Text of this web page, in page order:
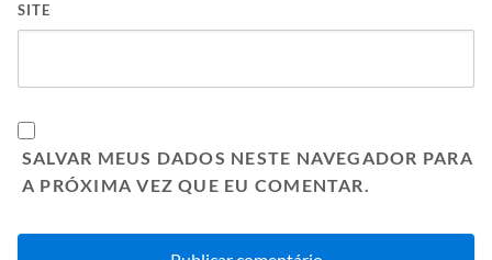
SITE
SALVAR MEUS DADOS NESTE NAVEGADOR PARA
A PRÓXIMA VEZ QUE EU COMENTAR.